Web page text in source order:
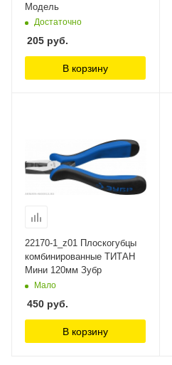
Модель
Достаточно
205 руб.
В корзину
22170-1_z01 Плоскогубцы
комбинированные ТИТАН
Мини 120мм Зубр
Мало
450 руб.
В корзину